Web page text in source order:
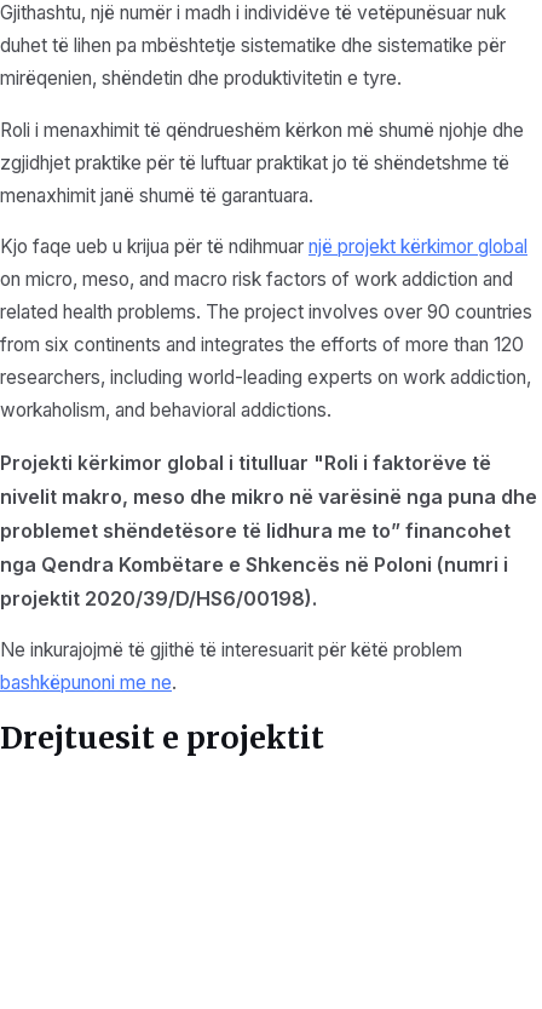
Gjithashtu, një numër i madh i individëve të vetëpunësuar nuk
duhet të lihen pa mbështetje sistematike dhe sistematike për
mirëqenien, shëndetin dhe produktivitetin e tyre.
Roli i menaxhimit të qëndrueshëm kërkon më shumë njohje dhe
zgjidhjet praktike për të luftuar praktikat jo të shëndetshme të
menaxhimit janë shumë të garantuara.
Kjo faqe ueb u krijua për të ndihmuar një projekt kërkimor global
on micro, meso, and macro risk factors of work addiction and
related health problems. The project involves over 90 countries
from six continents and integrates the efforts of more than 120
researchers, including world-leading experts on work addiction,
workaholism, and behavioral addictions.
Projekti kërkimor global i titulluar "Roli i faktorëve të
nivelit makro, meso dhe mikro në varësinë nga puna dhe
problemet shëndetësore të lidhura me to” financohet
nga Qendra Kombëtare e Shkencës në Poloni (numri i
projektit 2020/39/D/HS6/00198).
Ne inkurajojmë të gjithë të interesuarit për këtë problem
bashkëpunoni me ne.
Drejtuesit e projektit